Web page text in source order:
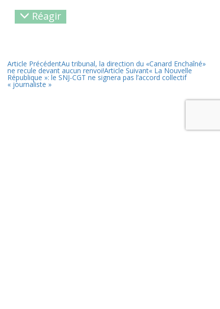
Réagir
Article PrécédentAu tribunal, la direction du «Canard Enchaîné»
ne recule devant aucun renvoi!Article Suivant« La Nouvelle
République »: le SNJ-CGT ne signera pas l’accord collectif
« journaliste »